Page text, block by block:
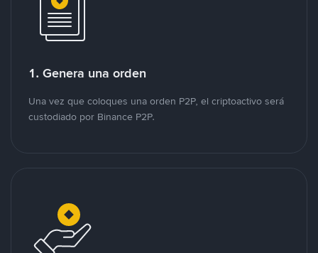
1. Genera una orden
Una vez que coloques una orden P2P, el criptoactivo será
custodiado por Binance P2P.